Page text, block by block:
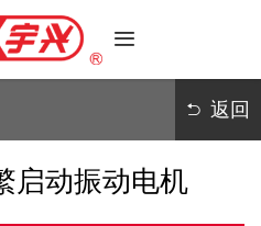
返回
启动振动电机